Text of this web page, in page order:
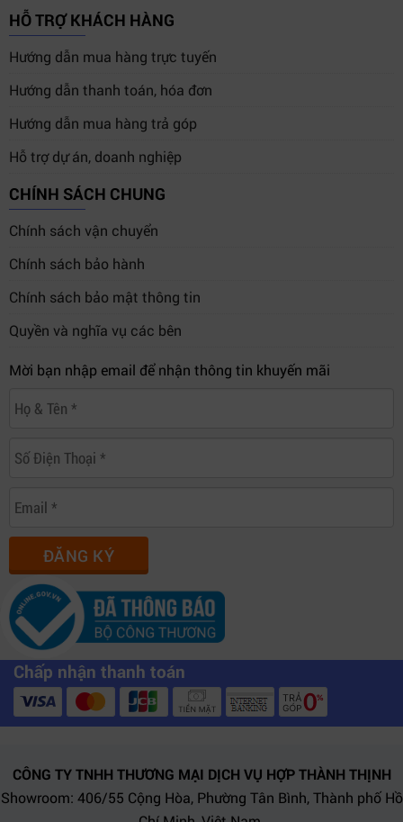
HỖ TRỢ KHÁCH HÀNG
Hướng dẫn mua hàng trực tuyến
Hướng dẫn thanh toán, hóa đơn
Hướng dẫn mua hàng trả góp
Hỗ trợ dự án, doanh nghiệp
CHÍNH SÁCH CHUNG
Chính sách vận chuyển
Chính sách bảo hành
Chính sách bảo mật thông tin
Quyền và nghĩa vụ các bên
Mời bạn nhập email để nhận thông tin khuyến mãi
ĐĂNG KÝ
Chấp nhận thanh toán
CÔNG TY TNHH THƯƠNG MẠI DỊCH VỤ HỢP THÀNH THỊNH
Showroom: 406/55 Cộng Hòa, Phường Tân Bình, Thành phố Hồ